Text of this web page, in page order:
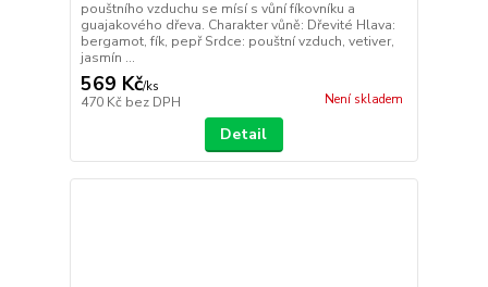
pouštního vzduchu se mísí s vůní fíkovníku a
guajakového dřeva. Charakter vůně: Dřevité Hlava:
bergamot, fík, pepř Srdce: pouštní vzduch, vetiver,
jasmín ...
569 Kč/ks
470 Kč bez DPH Není skladem
Detail